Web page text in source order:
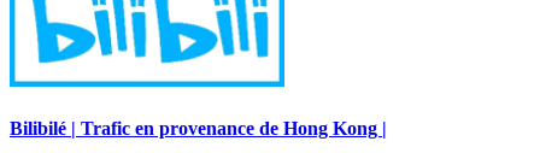
Bilibilé | Trafic en provenance de Hong Kong |